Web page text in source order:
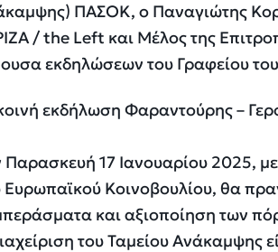
εκδήλωση Φαραντούρης –
Παρασκευή 17 Ιανουαρίου 2025,
Ευρωπαϊκού Κοινοβουλίου, θα
και αξιοποίηση των
του Ταμείου Ανάκαμψης